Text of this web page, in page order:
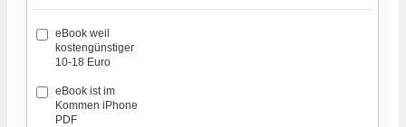
eBook weil
kostengünstiger
10-18 Euro
eBook ist im
Kommen iPhone
PDF